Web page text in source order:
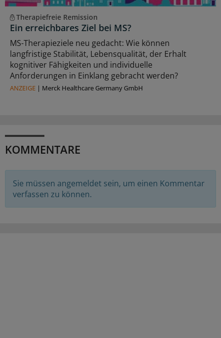
Therapiefreie Remission
Ein erreichbares Ziel bei MS?
MS-Therapieziele neu gedacht: Wie können
langfristige Stabilität, Lebensqualität, der Erhalt
kognitiver Fähigkeiten und individuelle
Anforderungen in Einklang gebracht werden?
ANZEIGE | Merck Healthcare Germany GmbH
KOMMENTARE
Sie müssen angemeldet sein, um einen Kommentar
verfassen zu können.